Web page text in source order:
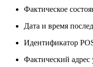
Фактическое
Дата и время
Идентификатор
Фактический адрес